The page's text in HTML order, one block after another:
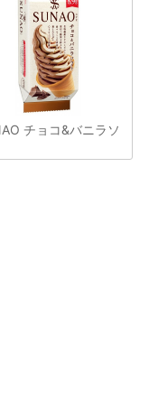
チョコ&バニラソ